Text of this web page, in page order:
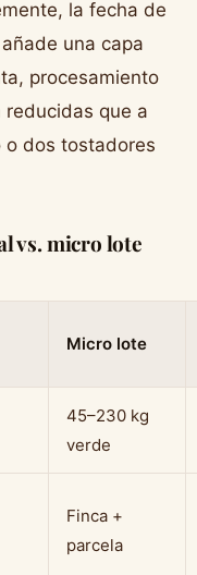
la fecha de
añade una capa
procesamiento
que a
o dos tostadores
vs. micro lote
Micro lote
45–230 kg
verde
Finca +
parcela